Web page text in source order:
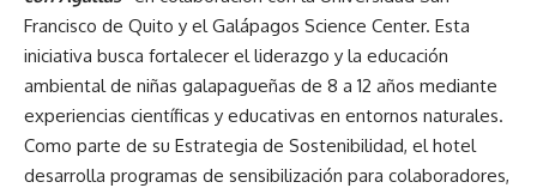
Francisco de Quito y el Galápagos Science Center. Esta
iniciativa busca fortalecer el liderazgo y la educación
ambiental de niñas galapagueñas de 8 a 12 años mediante
experiencias científicas y educativas en entornos naturales.
Como parte de su Estrategia de Sostenibilidad, el hotel
desarrolla programas de sensibilización para colaboradores,